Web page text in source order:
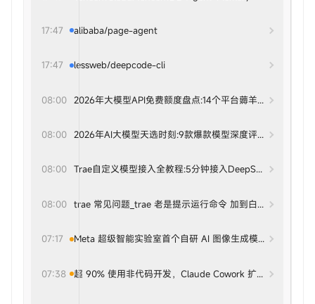
17:47 alibaba/page-agent
17:47 lessweb/deepcode-cli
08:00 2026年大模型API免费额度盘点:14个平台薅羊毛指南,看这
08:00 2026年AI大模型天选时刻:9款爆款模型深度评测,助你精准
08:00 Trae自定义模型接入全教程:5分钟接入DeepSeek、GLM
08:00 trae 常见问题_trae 老是提示运行命令 加到白名单-CSDN
07:17 Meta 超级智能实验室首个自研 AI 图像生成模型 Muse
07:38 超 90% 使用非代码开发，Claude Cowork 扩展至网页与手